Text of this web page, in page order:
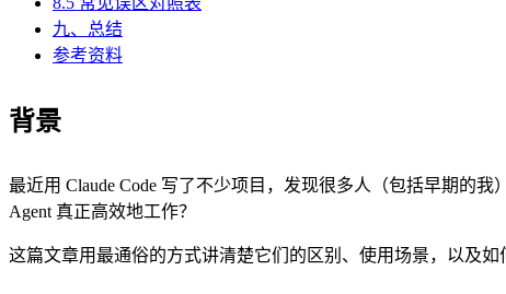
九、总结
参考资料
背景
最近用 Claude Code 写了不少项目，发现很多人（包括早期的
Agent 真正高效地工作？
这篇文章用最通俗的方式讲清楚它们的区别、使用场景，以及如